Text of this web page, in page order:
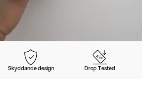
Skyddande design Drop Tested